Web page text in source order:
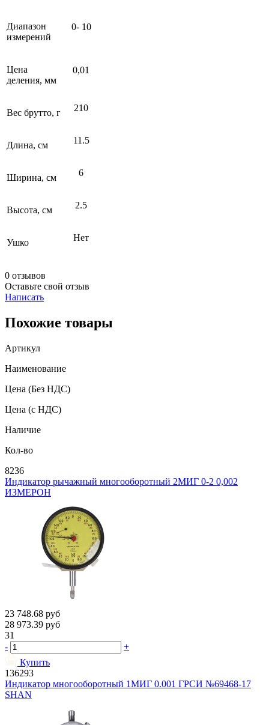
Диапазон
измерений
0- 10
Цена
деления, мм
0,01
Вес брутто, г 210
Длина, см 11.5
Ширина, см 6
Высота, см 2.5
Ушко Нет
0 отзывов
Оставьте свой отзыв
Написать
Похожие товары
Артикул
Наименование
Цена (Без НДС)
Цена (с НДС)
Наличие
Кол-во
8236
Индикатор рычажный многооборотный 2МИГ 0-2 0,002
ИЗМЕРОН
23 748.68 руб
28 973.39 руб
31
-
+
Купить
136293
Индикатор многооборотный 1МИГ 0.001 ГРСИ №69468-17
SHAN